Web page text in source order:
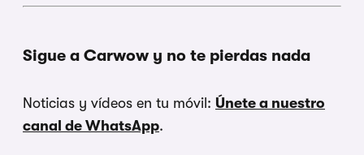
Sigue a Carwow y no te pierdas nada
Noticias y vídeos en tu móvil: Únete a nuestro
canal de WhatsApp.